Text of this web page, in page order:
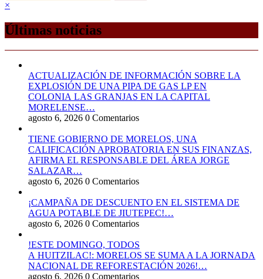
×
Últimas noticias
ACTUALIZACIÓN DE INFORMACIÓN SOBRE LA
EXPLOSIÓN DE UNA PIPA DE GAS LP EN
COLONIA LAS GRANJAS EN LA CAPITAL
MORELENSE…
agosto 6, 2026 0 Comentarios
TIENE GOBIERNO DE MORELOS, UNA
CALIFICACIÓN APROBATORIA EN SUS FINANZAS,
AFIRMA EL RESPONSABLE DEL ÁREA JORGE
SALAZAR…
agosto 6, 2026 0 Comentarios
¡CAMPAÑA DE DESCUENTO EN EL SISTEMA DE
AGUA POTABLE DE JIUTEPEC!…
agosto 6, 2026 0 Comentarios
!ESTE DOMINGO, TODOS
A HUITZILAC!: MORELOS SE SUMA A LA JORNADA
NACIONAL DE REFORESTACIÓN 2026!…
agosto 6, 2026 0 Comentarios